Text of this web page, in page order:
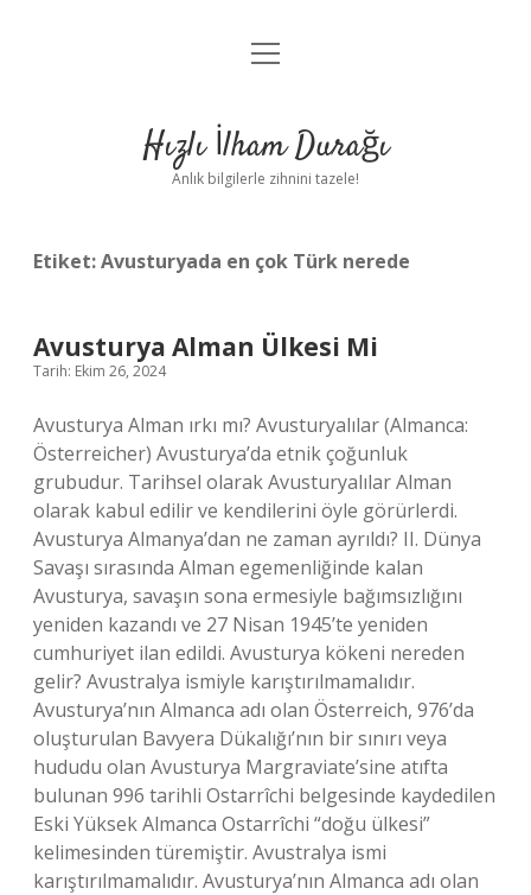
Anasayfa
Yasal Uyarı
menüyü
Hızlı İlham Durağı
Anlık bilgilerle zihnini tazele!
Etiket:Avusturyada en çok Türk nerede
Avusturya Alman Ülkesi Mi
Tarih: Ekim 26, 2024
Avusturya Alman ırkı mı? Avusturyalılar (Almanca:
Österreicher) Avusturya’da etnik çoğunluk
grubudur. Tarihsel olarak Avusturyalılar Alman
olarak kabul edilir ve kendilerini öyle görürlerdi.
Avusturya Almanya’dan ne zaman ayrıldı? II. Dünya
Savaşı sırasında Alman egemenliğinde kalan
Avusturya, savaşın sona ermesiyle bağımsızlığını
yeniden kazandı ve 27 Nisan 1945’te yeniden
cumhuriyet ilan edildi. Avusturya kökeni nereden
gelir? Avustralya ismiyle karıştırılmamalıdır.
Avusturya’nın Almanca adı olan Österreich, 976’da
oluşturulan Bavyera Dükalığı’nın bir sınırı veya
hududu olan Avusturya Margraviate’sine atıfta
bulunan 996 tarihli Ostarrîchi belgesinde kaydedilen
Eski Yüksek Almanca Ostarrîchi “doğu ülkesi”
kelimesinden türemiştir. Avustralya ismi
karıştırılmamalıdır. Avusturya’nın Almanca adı olan